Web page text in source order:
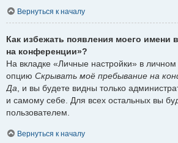
Вернуться к началу
Как избежать появления моего имени
на конференции»?
На вкладке «Личные настройки» в
опцию Скрывать моё пребывание на
Да , и вы будете видны только
и самому себе. Для всех остальных вы
пользователем.
Вернуться к началу